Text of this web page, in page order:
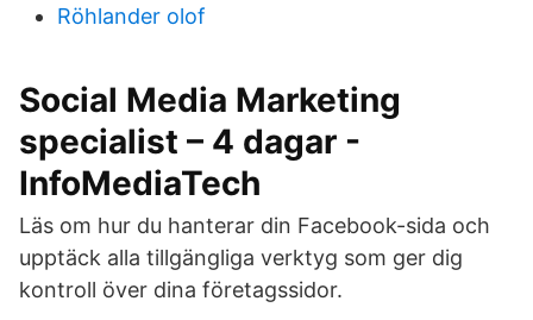
Röhlander olof
Social Media Marketing
specialist – 4 dagar -
InfoMediaTech
Läs om hur du hanterar din Facebook-sida och
upptäck alla tillgängliga verktyg som ger dig
kontroll över dina företagssidor.